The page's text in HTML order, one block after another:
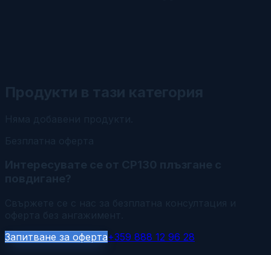
Запитване за оферта+359 888 12 96 28